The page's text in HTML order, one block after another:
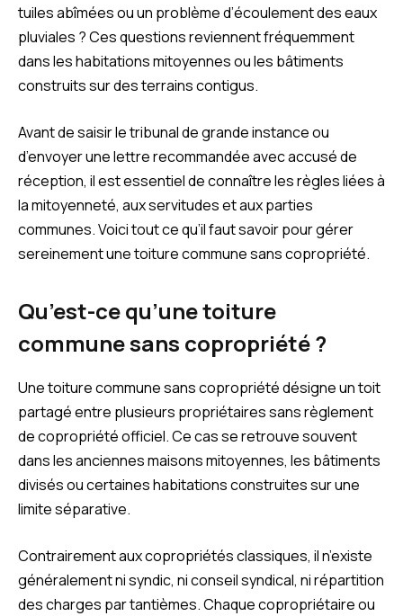
tuiles abîmées ou un problème d’écoulement des eaux
pluviales ? Ces questions reviennent fréquemment
dans les habitations mitoyennes ou les bâtiments
construits sur des terrains contigus.
Avant de saisir le tribunal de grande instance ou
d’envoyer une lettre recommandée avec accusé de
réception, il est essentiel de connaître les règles liées à
la mitoyenneté, aux servitudes et aux parties
communes. Voici tout ce qu’il faut savoir pour gérer
sereinement une toiture commune sans copropriété.
Qu’est-ce qu’une toiture
commune sans copropriété ?
Une toiture commune sans copropriété désigne un toit
partagé entre plusieurs propriétaires sans règlement
de copropriété officiel. Ce cas se retrouve souvent
dans les anciennes maisons mitoyennes, les bâtiments
divisés ou certaines habitations construites sur une
limite séparative.
Contrairement aux copropriétés classiques, il n’existe
généralement ni syndic, ni conseil syndical, ni répartition
des charges par tantièmes. Chaque copropriétaire ou